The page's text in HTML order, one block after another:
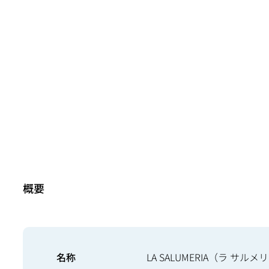
概要
名称 LA SALUMERIA（ラ サルメ